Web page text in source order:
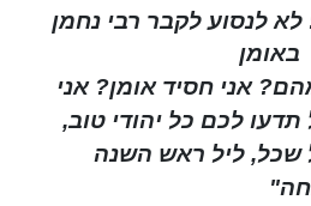
לא לנסוע לקבר רבי נחמן
באומן
אני חסיד אומן? אני
לכם כל יהודי טוב,
שכל, ליל ראש השנה